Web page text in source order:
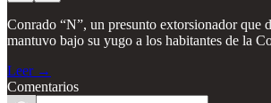
Conrado “N”, un presunto extorsionador que
mantuvo bajo su yugo a los habitantes de la
Leer →
Comentarios